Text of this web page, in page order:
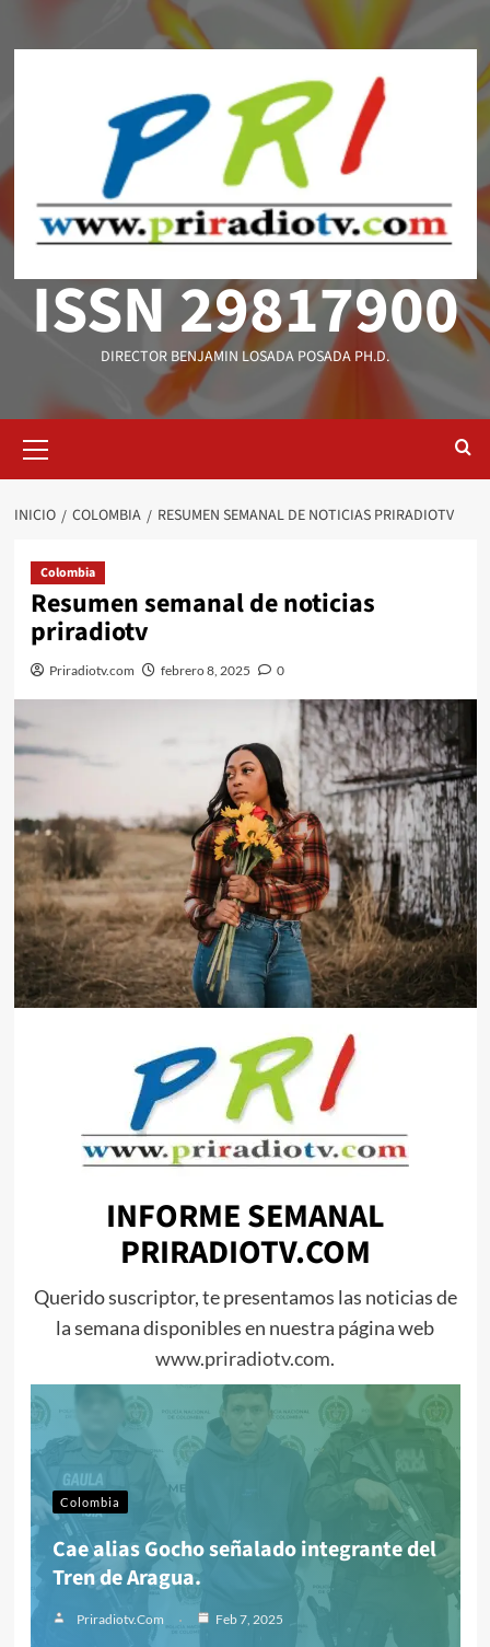
ISSN 29817900
DIRECTOR BENJAMIN LOSADA POSADA PH.D.
primario
INICIO COLOMBIA RESUMEN SEMANAL DE NOTICIAS PRIRADIOTV
Colombia
Resumen semanal de noticias
priradiotv
Priradiotv.com febrero 8, 2025 0
INFORME SEMANAL
PRIRADIOTV.COM
Querido suscriptor, te presentamos las noticias de
la semana disponibles en nuestra página web
www.priradiotv.com.
Colombia
Cae alias Gocho señalado integrante del
Tren de Aragua.
Priradiotv.com Feb 7, 2025